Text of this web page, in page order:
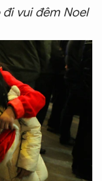
vui đêm Noel